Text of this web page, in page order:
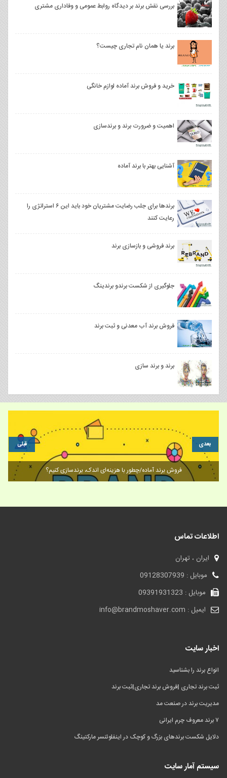
بررسی نقش برند بر دیدگاه روابط عمومی و وفاداری مشتری
برند یا همان نام تجاری چیست؟
خرید و فروش برند آماده لوازم خانگی
اهمیت و ضرورت برند و برندسازی
آشنایی بهتر با برند آماده
برندها برای جلب رضایت مشتریان خود باید این ۶ استراتژی را
رعایت کنند
برند فروشی و بازسازی برند
جلوگیری از شکست برندو برندینگ
فروش برند آب معدنی و ثبت برند
برند و برند سازی
فروش برند آماده/چطور با هزینه‌ای اندک، برندسازی کنیم؟
قبلی بعدی
اطلاعات تماس
ایران ، تهران
موبایل : 09128307939
موبایل : 09391931323
ایمیل : info@brandmoshaver.com
اخبار سایت
انواع برند را بشناسید
ثبت برند تجاری |فروش برند تجاری|ثبت برند
مدیریت برند در صنعت مد
۷ برند معروف چرم ایرانی
دلایل شکست برندهای بزرگ و کوچک در اینفلوئنسر مارکتینگ
سیستم آمار سایت